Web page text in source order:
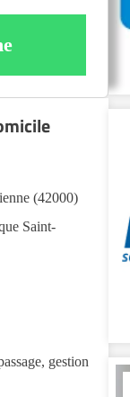
(42000)
Saint-
gestion